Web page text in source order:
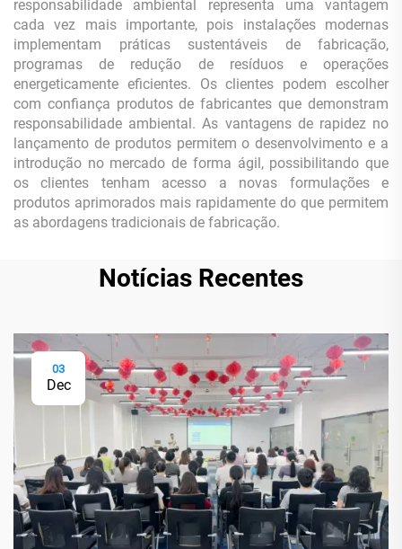
responsabilidade ambiental representa uma vantagem
cada vez mais importante, pois instalações modernas
implementam práticas sustentáveis de fabricação,
programas de redução de resíduos e operações
energeticamente eficientes. Os clientes podem escolher
com confiança produtos de fabricantes que demonstram
responsabilidade ambiental. As vantagens de rapidez no
lançamento de produtos permitem o desenvolvimento e a
introdução no mercado de forma ágil, possibilitando que
os clientes tenham acesso a novas formulações e
produtos aprimorados mais rapidamente do que permitem
as abordagens tradicionais de fabricação.
Notícias Recentes
03
Dec